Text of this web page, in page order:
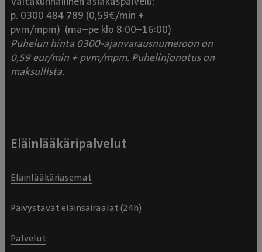
p. 0300 484 789 (0,59€/min +
pvm/mpm) (ma–pe klo 8:00–16:00)
Puhelun hinta 0300-ajanvarausnumeroon on
0,59 eur/min + pvm/mpm. Puhelinjonotus on
maksullista.
Eläinlääkäripalvelut
Eläinlääkäriasemat
Päivystävät eläinsairaalat (24h)
Palvelut